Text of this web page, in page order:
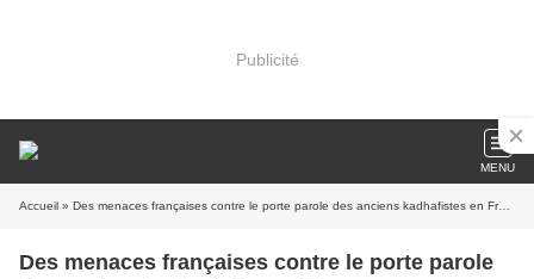
Publicité
MENU
Accueil » Des menaces françaises contre le porte parole des anciens kadhafistes en France (Mondafrique)
Des menaces françaises contre le porte parole